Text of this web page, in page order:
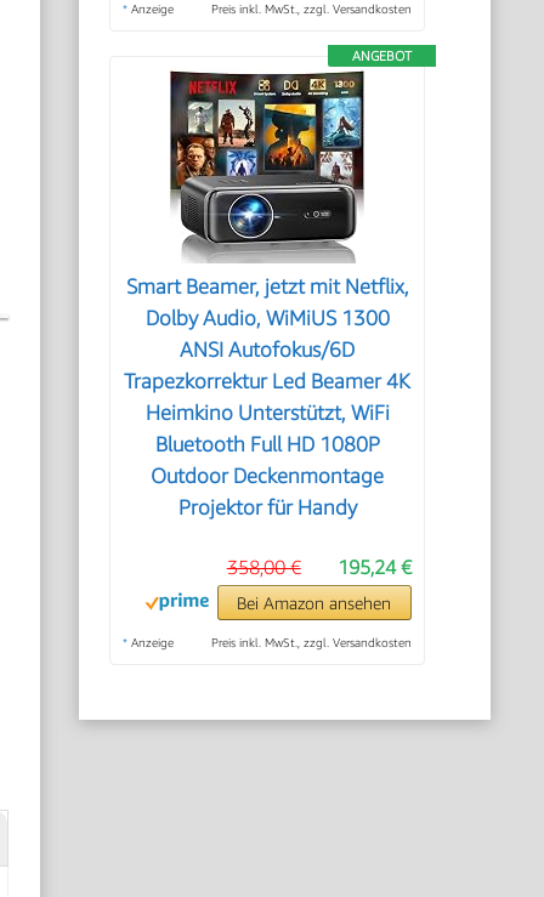
* Anzeige Preis inkl. MwSt., zzgl. Versandkosten
ANGEBOT
Smart Beamer, jetzt mit Netflix,
Dolby Audio, WiMiUS 1300
ANSI Autofokus/6D
Trapezkorrektur Led Beamer 4K
Heimkino Unterstützt, WiFi
Bluetooth Full HD 1080P
Outdoor Deckenmontage
Projektor für Handy
195,24 €
358,00 €
Bei Amazon ansehen
* Anzeige Preis inkl. MwSt., zzgl. Versandkosten